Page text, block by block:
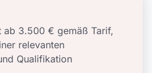
ab 3.500 € gemäß Tarif,
relevanten
Qualifikation